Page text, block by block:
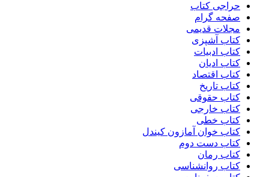
حراجی کتاب
صفحه گرام
مجلات قدیمی
کتاب آشپزی
کتاب ادبیات
کتاب ادیان
کتاب اقتصاد
کتاب تاریخ
کتاب حقوقی
کتاب خارجی
کتاب خطی
کتاب خوان آمازون کیندل
کتاب دست دوم
کتاب رمان
کتاب روانشناسی